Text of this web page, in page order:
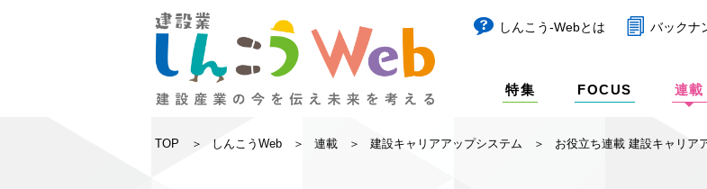
しんこう-Webとは バックナ
特集 FOCUS 連載
TOP しんこうWeb 連載 建設キャリアアップシステム お役立ち連載 建設キャリア